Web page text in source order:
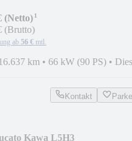
(Netto)¹
(Brutto)
ab 56 € mtl.
km • 66 kW (90 PS) •
Kontakt
Kawa L5H3